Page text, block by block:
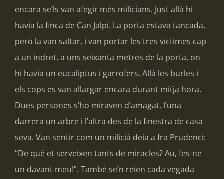
encara se’ls van afegir més milicians. Just allà hi
havia la finca de Can Jalpí. La porta estava tancada,
però la van saltar, i van portar les tres víctimes cap
a un indret, a uns seixanta metres de la porta, on
hi havia un eucaliptus i garrofers. Allà les burles i
els cops es van allargar encara durant mitja hora.
Dues persones s’ho miraven d’amagat, l’una
darrera un arbre i l’altra des de la finestra de casa
seva. Van sentir com un milicià deia a fra Prudenci:
“De què et serveixen tants de miracles? Au, fes-ne
un davant meu!”. També se’n reien cada vegada